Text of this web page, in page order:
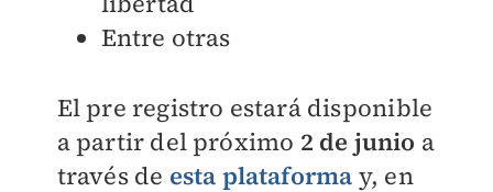
Entre otras
El pre registro estará disponible
a partir del próximo 2 de junio a
través de esta plataforma y, en